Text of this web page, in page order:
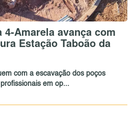
4-Amarela avança com
Estação Taboão da
com a escavação dos poços
em op...